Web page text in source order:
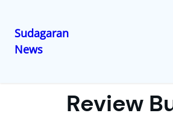
Lewati
Sudagaran
News
Review